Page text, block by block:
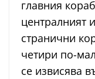
главния
централният
странични
четири по-
се извисява